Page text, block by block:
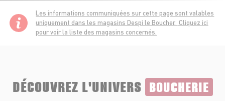
Les informations communiquées sur cette page sont valables
uniquement dans les magasins Despi le Boucher. Cliquez ici
pour voir la liste des magasins concernés.
DÉCOUVREZ L'UNIVERS BOUCHERIE